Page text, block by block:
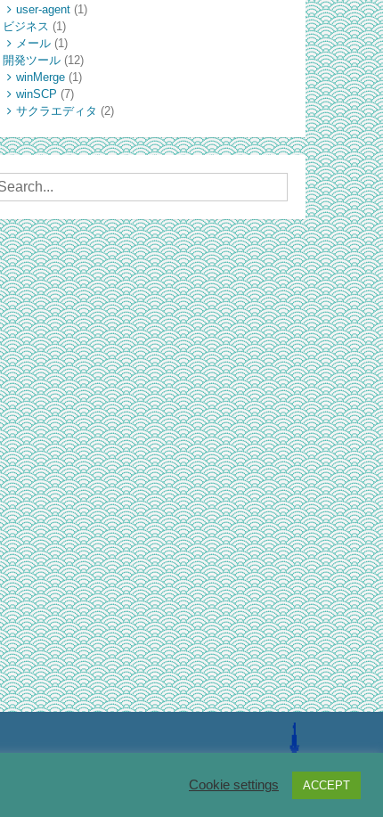
user-agent(1)
ビジネス (1)
メール(1)
開発ツール(12)
winMerge(1)
winSCP (7)
サクラエディタ (2)
Cookie settings ACCEPT